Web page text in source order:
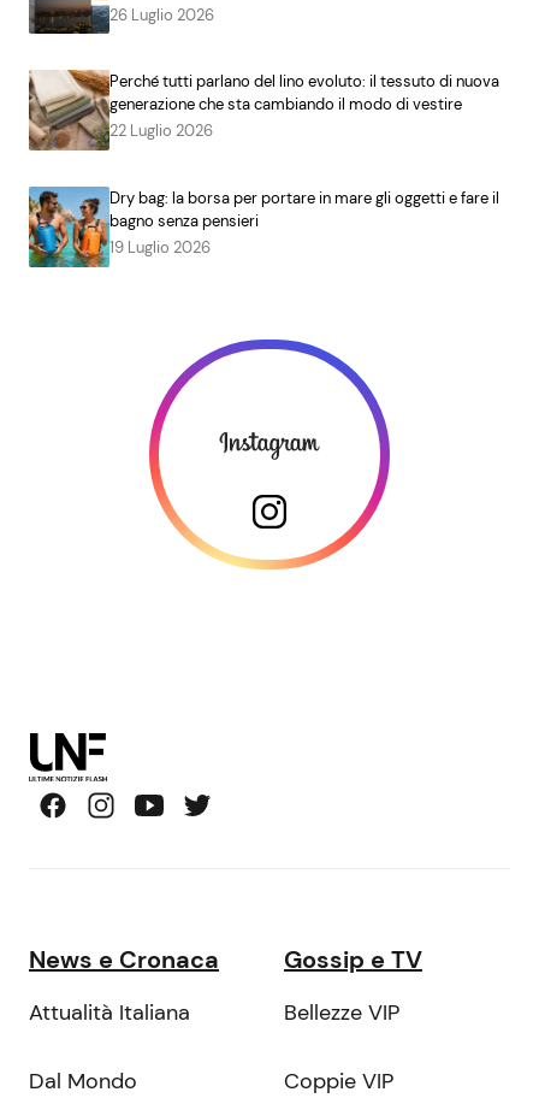
26 Luglio 2026
Perché tutti parlano del lino evoluto: il tessuto di nuova
generazione che sta cambiando il modo di vestire
22 Luglio 2026
Dry bag: la borsa per portare in mare gli oggetti e fare il
bagno senza pensieri
19 Luglio 2026
News e Cronaca
Attualità Italiana
Dal Mondo
Gossip e TV
Bellezze VIP
Coppie VIP